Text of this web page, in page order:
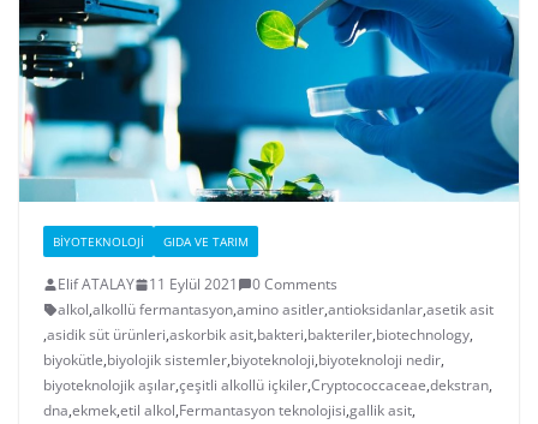
BIYOTEKNOLOJI GIDA VE TARIM
Elif ATALAY 11 Eylül 2021
0 Comments
alkol,alkollü fermantasyon,amino asitler,antioksidanlar,asetik asit
,asidik süt ürünleri,askorbik asit,bakteri,bakteriler,biotechnology,
biyokütle,biyolojik sistemler,biyoteknoloji,biyoteknoloji nedir,
biyoteknolojik aşılar,çeşitli alkollü içkiler,Cryptococcaceae,dekstran,
dna,ekmek,etil alkol,Fermantasyon teknolojisi,gallik asit,